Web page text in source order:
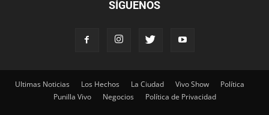
SÍGUENOS
Ultimas Noticias Los Hechos La Ciudad Vivo Show
Política
Punilla Vivo
Negocios Política de Privacidad